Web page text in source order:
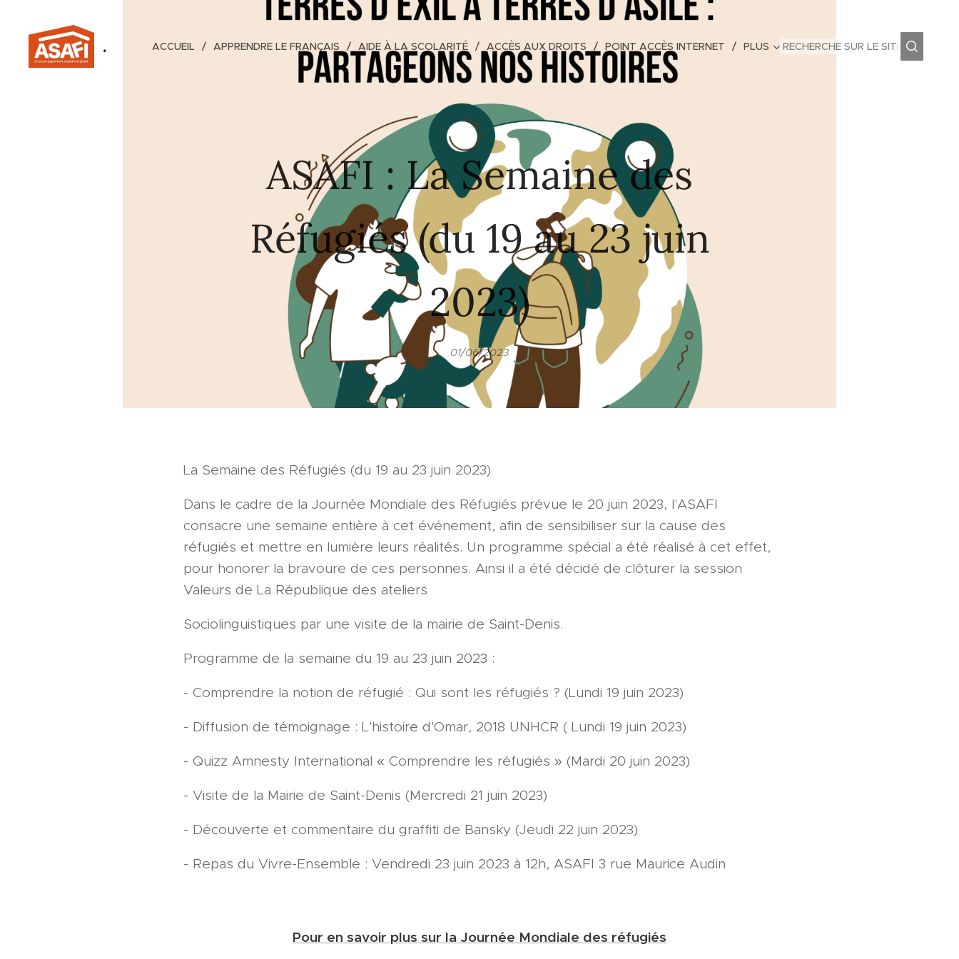
. ACCUEIL APPRENDRE LE FRANÇAIS AIDE À LA SCOLARITÉ ACCÈS AUX DROITS POINT ACCÈS INTERNET PLUS
ASAFI : La Semaine des
Réfugiés (du 19 au 23 juin
2023)
01/06/2023
La Semaine des Réfugiés (du 19 au 23 juin 2023)
Dans le cadre de la Journée Mondiale des Réfugiés prévue le 20 juin 2023, l'ASAFI
consacre une semaine entière à cet événement, afin de sensibiliser sur la cause des
réfugiés et mettre en lumière leurs réalités. Un programme spécial a été réalisé à cet effet,
pour honorer la bravoure de ces personnes. Ainsi il a été décidé de clôturer la session
Valeurs de La République des ateliers
Sociolinguistiques par une visite de la mairie de Saint-Denis.
Programme de la semaine du 19 au 23 juin 2023 :
- Comprendre la notion de réfugié : Qui sont les réfugiés ? (Lundi 19 juin 2023)
- Diffusion de témoignage : L'histoire d'Omar, 2018 UNHCR ( Lundi 19 juin 2023)
- Quizz Amnesty International « Comprendre les réfugiés » (Mardi 20 juin 2023)
- Visite de la Mairie de Saint-Denis (Mercredi 21 juin 2023)
- Découverte et commentaire du graffiti de Bansky (Jeudi 22 juin 2023)
- Repas du Vivre-Ensemble : Vendredi 23 juin 2023 à 12h, ASAFI 3 rue Maurice Audin
Pour en savoir plus sur la Journée Mondiale des réfugiés